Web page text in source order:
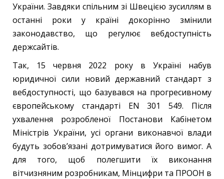
України. Завдяки спільним зі Швецією зусиллям в
останні роки у країні докорінно змінили
законодавство, що регулює вебдоступність
держсайтів.
Так, 15 червня 2022 року в Україні набув
юридичної сили новий державний стандарт з
вебдоступності, що базувався на прогресивному
європейському стандарті EN 301 549. Після
ухвалення розробленої Постанови Кабінетом
Міністрів України, усі органи виконавчої влади
будуть зобов’язані дотримуватися його вимог. А
для того, щоб полегшити їх виконання
вітчизняним розробникам, Мінцифри та ПРООН в